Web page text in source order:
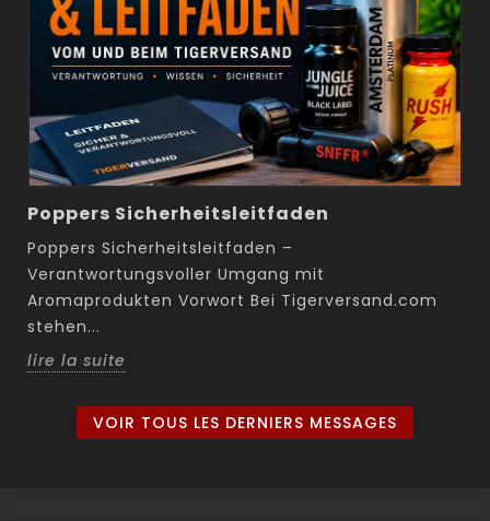
Poppers Sicherheitsleitfaden
Poppers Sicherheitsleitfaden –
Verantwortungsvoller Umgang mit
Aromaprodukten Vorwort Bei Tigerversand.com
stehen...
lire la suite
VOIR TOUS LES DERNIERS MESSAGES